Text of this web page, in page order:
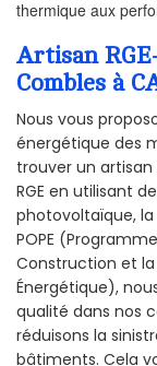
thermique aux
Artisan
Combles à
Nous vous
énergétique des
trouver un
RGE en utilisant
photovoltaïque, la
POPE
Construction et la
Énergétique),
qualité dans nos
réduisons la
bâtiments. Cela